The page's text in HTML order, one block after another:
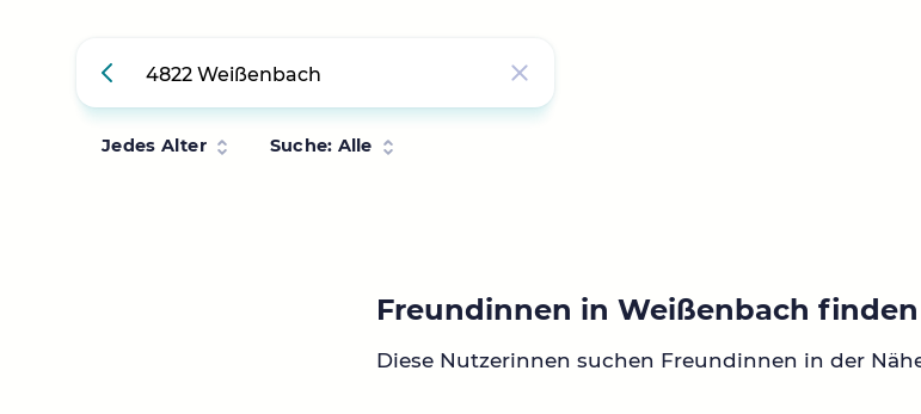
Jedes Alter Suche: Alle
Freundinnen in Weißenbach finden
Diese Nutzerinnen suchen Freundinnen in der